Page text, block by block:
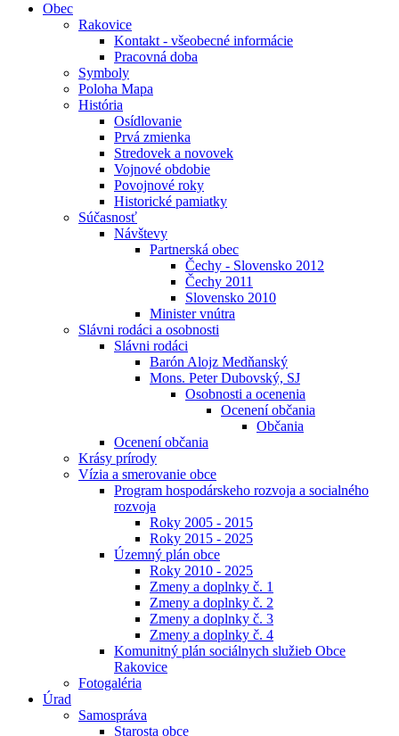
Obec
Rakovice
Kontakt - všeobecné informácie
Pracovná doba
Symboly
Poloha Mapa
História
Osídlovanie
Prvá zmienka
Stredovek a novovek
Vojnové obdobie
Povojnové roky
Historické pamiatky
Súčasnosť
Návštevy
Partnerská obec
Čechy - Slovensko 2012
Čechy 2011
Slovensko 2010
Minister vnútra
Slávni rodáci a osobnosti
Slávni rodáci
Barón Alojz Medňanský
Mons. Peter Dubovský, SJ
Osobnosti a ocenenia
Ocenení občania
Občania
Ocenení občania
Krásy prírody
Vízia a smerovanie obce
Program hospodárskeho rozvoja a socialného
rozvoja
Roky 2005 - 2015
Roky 2015 - 2025
Územný plán obce
Roky 2010 - 2025
Zmeny a doplnky č. 1
Zmeny a doplnky č. 2
Zmeny a doplnky č. 3
Zmeny a doplnky č. 4
Komunitný plán sociálnych služieb Obce
Rakovice
Fotogaléria
Úrad
Samospráva
Starosta obce